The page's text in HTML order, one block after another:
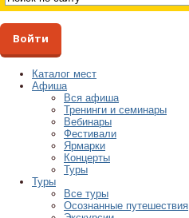
Войти
Каталог мест
Афиша
Вся афиша
Тренинги и семинары
Вебинары
Фестивали
Ярмарки
Концерты
Туры
Туры
Все туры
Осознанные путешествия